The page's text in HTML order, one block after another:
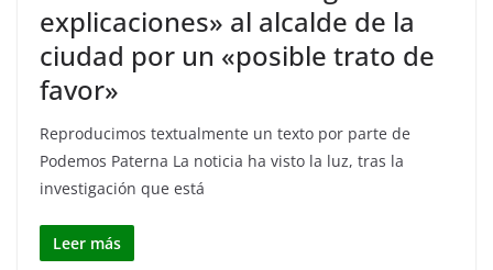
explicaciones» al alcalde de la
ciudad por un «posible trato de
favor»
Reproducimos textualmente un texto por parte de
Podemos Paterna La noticia ha visto la luz, tras la
investigación que está
Leer más